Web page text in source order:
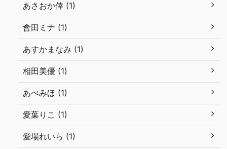
あさおか倖 (1)
會田ミナ (1)
あすかまなみ (1)
相田美優 (1)
あべみほ (1)
愛葉りこ (1)
愛場れいら (1)